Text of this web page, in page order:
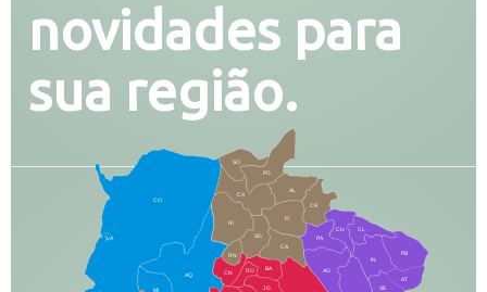
novidades para
sua região.
CO
AQ
MI
CX
RI
AL
CR
FI
SG
BA
CA
PA
CH CL
PB
SE
AG
RO
JG
IN
RN
CN
AT
PG
SO
LA